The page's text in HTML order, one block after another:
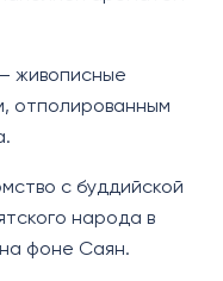
живописные
отполированным
с буддийской
народа в
фоне Саян.